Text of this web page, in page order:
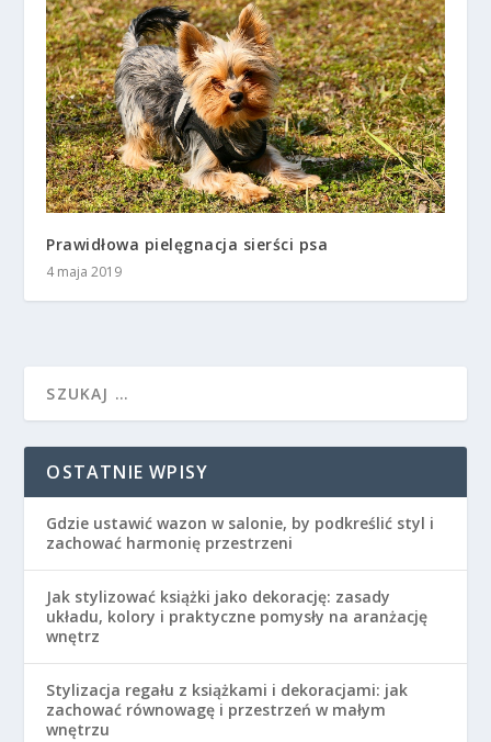
Prawidłowa pielęgnacja sierści psa
4 maja 2019
OSTATNIE WPISY
Gdzie ustawić wazon w salonie, by podkreślić styl i
zachować harmonię przestrzeni
Jak stylizować książki jako dekorację: zasady
układu, kolory i praktyczne pomysły na aranżację
wnętrz
Stylizacja regału z książkami i dekoracjami: jak
zachować równowagę i przestrzeń w małym
wnętrzu